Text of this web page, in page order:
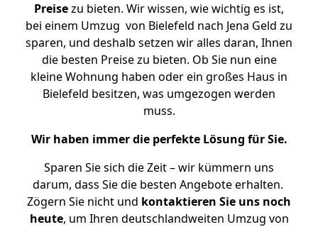
Preisezu bieten. Wir wissen, wie wichtig es ist,
bei einem Umzug von Bielefeld nach Jena Geld zu
sparen, und deshalb setzen wir alles daran, Ihnen
die besten Preise zu bieten. Ob Sie nun eine
kleine Wohnung haben oder ein großes Haus in
Bielefeld besitzen, was umgezogen werden
muss.
Wir haben immer die perfekte Lösung für Sie.
Sparen Sie sich die Zeit – wir kümmern uns
darum, dass Sie die besten Angebote erhalten.
Zögern Sie nicht und kontaktieren Sie uns noch
heute, um Ihren deutschlandweiten Umzug von